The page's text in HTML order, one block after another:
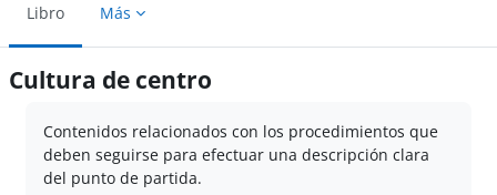
Libro Más
Cultura de centro
Contenidos relacionados con los procedimientos que
deben seguirse para efectuar una descripción clara
del punto de partida.